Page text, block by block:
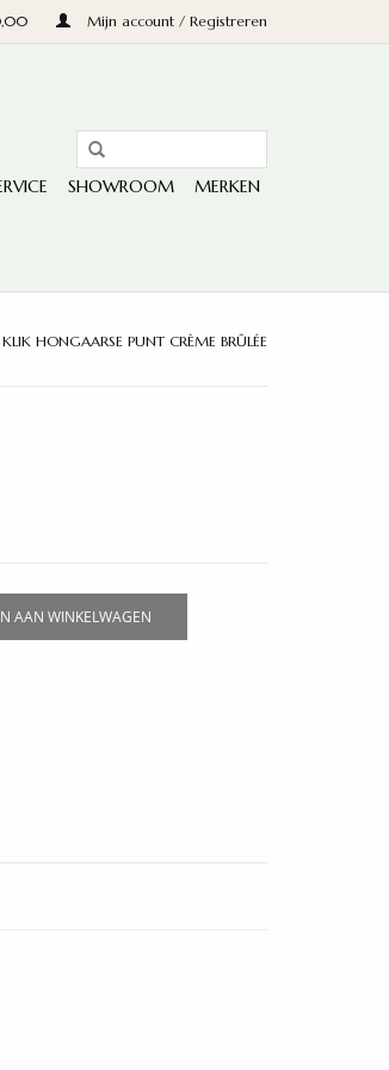
Mijn account / Registreren
SHOWROOM MERKEN
HONGAARSE PUNT CRÈME BRÛLÉE
AAN WINKELWAGEN